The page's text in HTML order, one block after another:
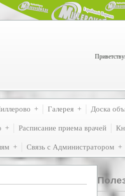
Галерея Доска
Расписание приема врачей
Связь с Администратором